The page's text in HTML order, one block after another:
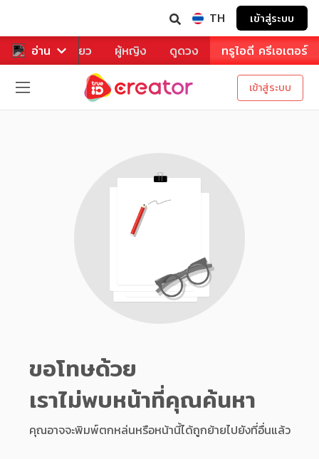
TH เข้าสู่ระบบ
อ่าน
หาร ท่องเที่ยว ผู้หญิง ดูดวง ทรูไอดี ครีเอเตอร์
เข้าสู่ระบบ
ขอโทษด้วย
เราไม่พบหน้าที่คุณค้นหา
คุณอาจจะพิมพ์ตกหล่นหรือหน้านี้ได้ถูกย้ายไปยังที่อื่นแล้ว